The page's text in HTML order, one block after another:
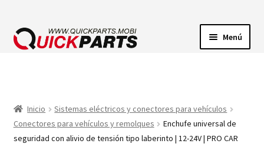
Menú
BOMBAS
Inicio
Sistemas eléctricos y conectores para vehículos
Conectores para vehículos y remolques
Enchufe universal de
seguridad con alivio de tensión tipo laberinto | 12-24V | PRO CAR